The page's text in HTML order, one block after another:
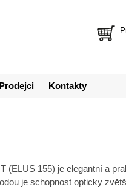
Prodejci Kontakty
(ELUS 155) je elegantní a
je schopnost opticky